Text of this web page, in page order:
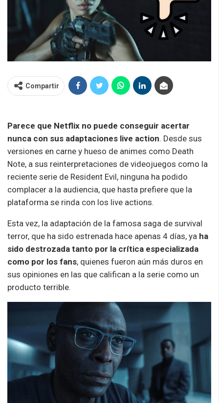
Compartir
Parece que Netflix no puede conseguir acertar
nunca con sus adaptaciones live action. Desde sus
versiones en carne y hueso de animes como Death
Note, a sus reinterpretaciones de videojuegos como la
reciente serie de Resident Evil, ninguna ha podido
complacer a la audiencia, que hasta prefiere que la
plataforma se rinda con los live actions.
Esta vez, la adaptación de la famosa saga de survival
terror, que ha sido estrenada hace apenas 4 días, ya ha
sido destrozada tanto por la crítica especializada
como por los fans, quienes fueron aún más duros en
sus opiniones en las que califican a la serie como un
producto terrible.